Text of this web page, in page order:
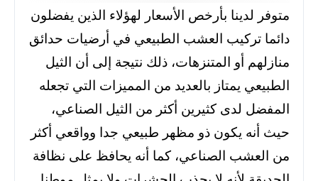
متوفر لدينا بأرخص الأسعار لهؤلاء الذين يفضلون
دائما تركيب العشب الطبيعي في أرضيات حدائق
منازلهم أو المتنزهات، ذلك نتيجة إلى أن الثيل
الطبيعي يمتاز بالعديد من المميزات التي تجعله
المفضل لدى كثيرين أكثر من الثيل الصناعي،
حيث أنه يكون ذو مظهر طبيعي جدا وواقعي أكثر
من العشب الصناعي، كما أنه يحافظ على نظافة